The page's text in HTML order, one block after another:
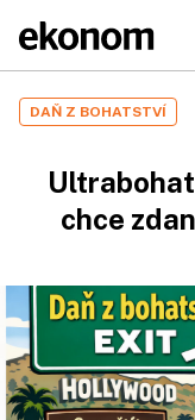
DAŇ Z BOHATSTVÍ
chce